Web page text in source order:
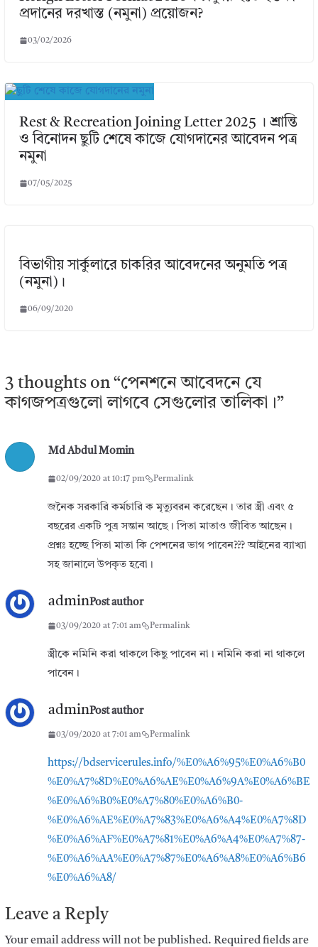
প্রদানের দরখাস্ত (নমুনা) প্রয়োজন?
03/02/2026
Rest & Recreation Joining Letter 2025 । শ্রান্তি
ও বিনোদন ছুটি শেষে কাজে যোগদানের আবেদন পত্র
নমুনা
07/05/2025
বিভাগীয় সার্কুলারে চাকরির আবেদনের অনুমতি পত্র
(নমুনা)।
06/09/2020
3 thoughts on “পেনশনে আবেদনে যে
কাগজপত্রগুলো লাগবে সেগুলোর তালিকা।”
Md Abdul Momin
02/09/2020 at 10:17 pm Permalink
জনৈক সরকারি কর্মচারি ক মৃত্যুবরন করেছেন। তার স্ত্রী এবং ৫
বছরের একটি পুত্র সন্তান আছে। পিতা মাতাও জীবিত আছেন।
প্রশ্নঃ হচ্ছে পিতা মাতা কি পেশনের ভাগ পাবেন??? আইনের ব্যাখ্যা
সহ জানালে উপকৃত হবো।
adminPost author
03/09/2020 at 7:01 am Permalink
স্ত্রীকে নমিনি করা থাকলে কিছু পাবেন না। নমিনি করা না থাকলে
পাবেন।
adminPost author
03/09/2020 at 7:01 am Permalink
https://bdservicerules.info/%E0%A6%95%E0%A6%B0
%E0%A7%8D%E0%A6%AE%E0%A6%9A%E0%A6%BE
%E0%A6%B0%E0%A7%80%E0%A6%B0-
%E0%A6%AE%E0%A7%83%E0%A6%A4%E0%A7%8D
%E0%A6%AF%E0%A7%81%E0%A6%A4%E0%A7%87-
%E0%A6%AA%E0%A7%87%E0%A6%A8%E0%A6%B6
%E0%A6%A8/
Leave a Reply
Your email address will not be published. Required fields are